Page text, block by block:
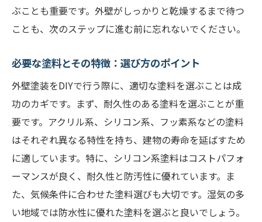
ぶことも重要です。外壁がしっかりと乾燥するまで待つ
ことも、次のステップに進む前に忘れないでください。
必要な塗料とその特徴：選び方のポイント
外壁塗装をDIYで行う際に、適切な塗料を選ぶことは成
功のカギです。まず、耐久性のある塗料を選ぶことが重
要です。アクリル系、シリコン系、フッ素系などの塗料
はそれぞれ異なる特性を持ち、建物の寿命を延ばすため
に適しています。特に、シリコン系塗料はコストパフォ
ーマンスが良く、耐久性と防汚性に優れています。ま
た、気候条件に合わせた塗料選びも大切です。湿気の多
い地域では防水性に優れた塗料を選ぶと良いでしょう。